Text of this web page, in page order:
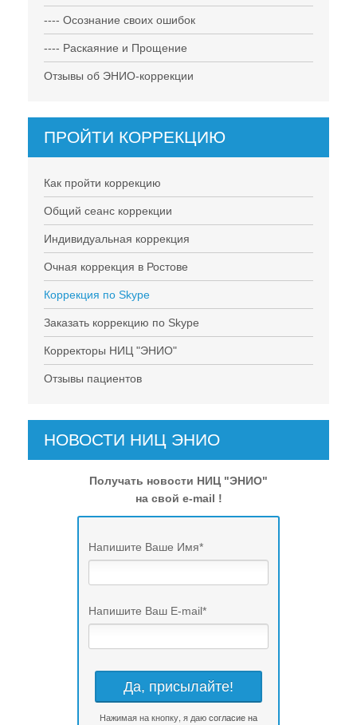
---- Осознание своих ошибок
---- Раскаяние и Прощение
Отзывы об ЭНИО-коррекции
ПРОЙТИ КОРРЕКЦИЮ
Как пройти коррекцию
Общий сеанс коррекции
Индивидуальная коррекция
Очная коррекция в Ростове
Коррекция по Skype
Заказать коррекцию по Skype
Корректоры НИЦ "ЭНИО"
Отзывы пациентов
НОВОСТИ НИЦ ЭНИО
Получать новости НИЦ "ЭНИО"
на свой e-mail !
Напишите Ваше Имя*
Напишите Ваш E-mail*
Нажимая на кнопку, я даюсогласие на